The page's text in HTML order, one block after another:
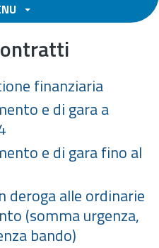
finanziaria
e di gara a
e di gara fino al
alle ordinarie
(somma urgenza,
bando)